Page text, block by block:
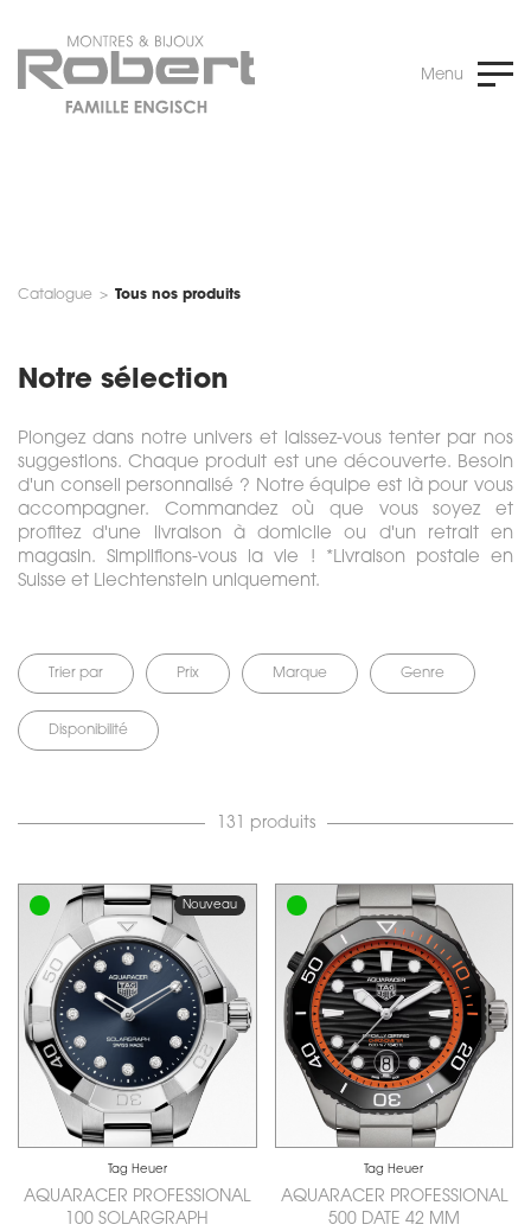
Menu
Catalogue > Tous nos produits
Notre sélection
Plongez dans notre univers et laissez-vous tenter par nos
suggestions. Chaque produit est une découverte. Besoin
d'un conseil personnalisé ? Notre équipe est là pour vous
accompagner. Commandez où que vous soyez et
profitez d'une livraison à domicile ou d'un retrait en
magasin. Simplifions-vous la vie ! *Livraison postale en
Suisse et Liechtenstein uniquement.
Trier par Prix Marque Genre
Disponibilité
131 produits
Nouveau
Tag Heuer
AQUARACER PROFESSIONAL
100 SOLARGRAPH
Tag Heuer
AQUARACER PROFESSIONAL
500 DATE 42 MM